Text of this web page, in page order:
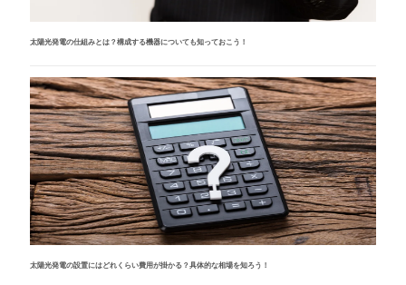
太陽光発電の仕組みとは？構成する機器についても知っておこう！
太陽光発電の設置にはどれくらい費用が掛かる？具体的な相場を知ろう！